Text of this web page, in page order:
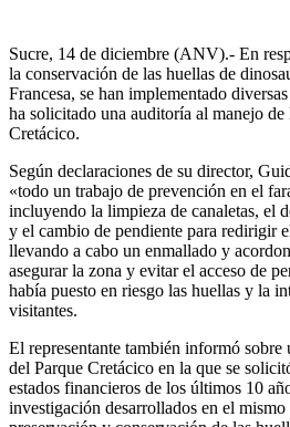
Sucre, 14 de diciembre (ANV).- En
la conservación de las huellas de
Francesa, se han implementado
ha solicitado una auditoría al manejo de
Cretácico.
Según declaraciones de su director,
«todo un trabajo de prevención en el
incluyendo la limpieza de canaletas, el
y el cambio de pendiente para redirigir
llevando a cabo un enmallado y
asegurar la zona y evitar el acceso de
había puesto en riesgo las huellas y la
visitantes.
El representante también informó
del Parque Cretácico en la que se
estados financieros de los últimos 10
investigación desarrollados en el